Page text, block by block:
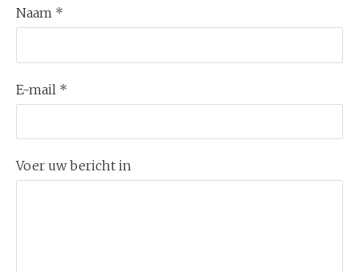
Naam *
E-mail *
Voer uw bericht in